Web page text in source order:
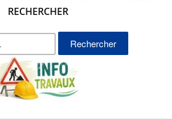
RECHERCHER
Rechercher :